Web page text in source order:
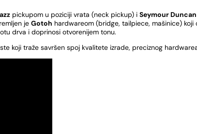
pickupom u poziciji vrata (neck pickup) i Seymour Duncan
je Gotoh hardwareom (bridge, tailpiece, mašinice)
drva i doprinosi otvorenijem tonu.
koji traže savršen spoj kvalitete izrade, preciznog